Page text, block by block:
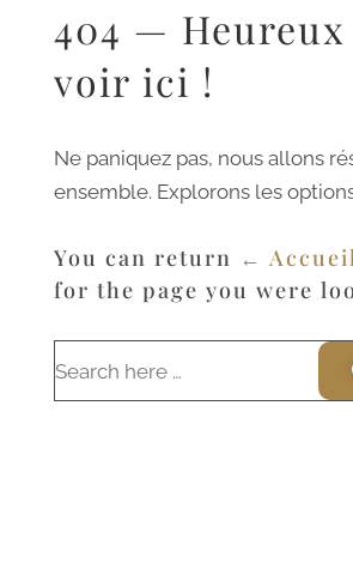
404 — Heureux
voir ici !
Ne paniquez pas, nous allons
ensemble. Explorons les
You can return ← Accueil
for the page you were